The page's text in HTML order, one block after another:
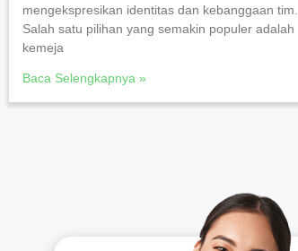
mengekspresikan identitas dan kebanggaan tim.
Salah satu pilihan yang semakin populer adalah
kemeja
Baca Selengkapnya »